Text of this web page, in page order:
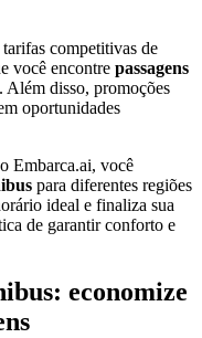
competitivas de
você encontre passagens
disso, promoções
oportunidades
Embarca.ai, você
para diferentes regiões
ideal e finaliza sua
de garantir conforto e
economize